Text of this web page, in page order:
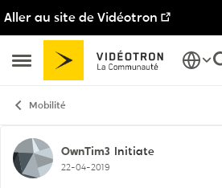
Aller au site de Vidéotron
Ouvrir Menu Latéral
Passer au contenu
Mobilité
Discussion de
OwnTim3 Initiate
22-04-2019